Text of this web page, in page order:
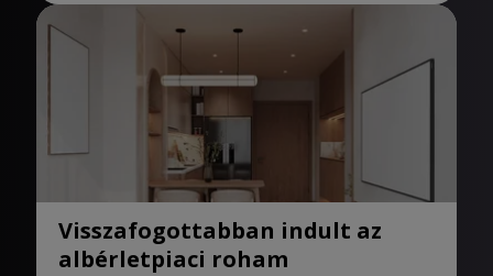
Visszafogottabban indult az
albérletpiaci roham